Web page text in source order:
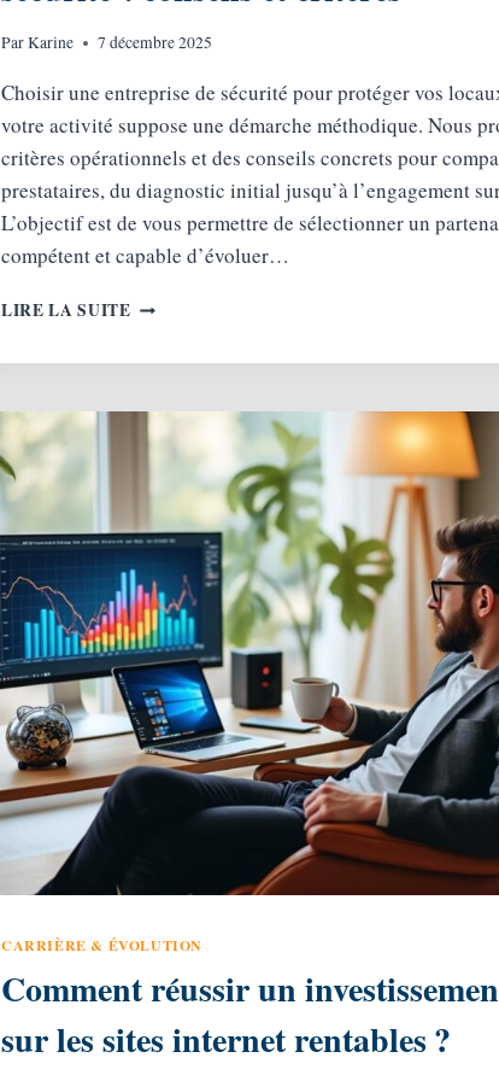
ParKarine 7 décembre 2025
Choisir une entreprise de sécurité pour protéger vos
votre activité suppose une démarche méthodique. Nous
critères opérationnels et des conseils concrets pour
prestataires, du diagnostic initial jusqu’à l’engagement
L’objectif est de vous permettre de sélectionner un
compétent et capable d’évoluer…
LIRE LA SUITE COMMENT
SÉCURITÉ :
CONSEILS
CRITÈRES
CARRIÈRE & ÉVOLUTION
Comment réussir un
sur les sites internet rentables ?